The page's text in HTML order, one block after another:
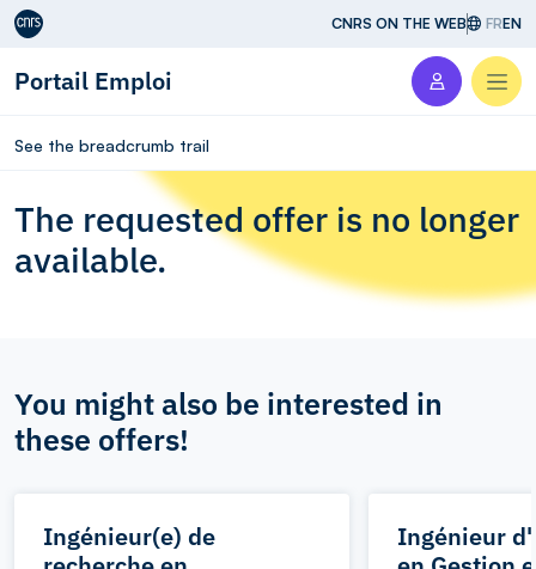
Aller au contenu CNRS ON THE WEB FREN
Portail Emploi
See the breadcrumb trail
The requested offer is no longer
available.
You might also be interested in
these offers!
Ingénieur(e) de
Ingénieur